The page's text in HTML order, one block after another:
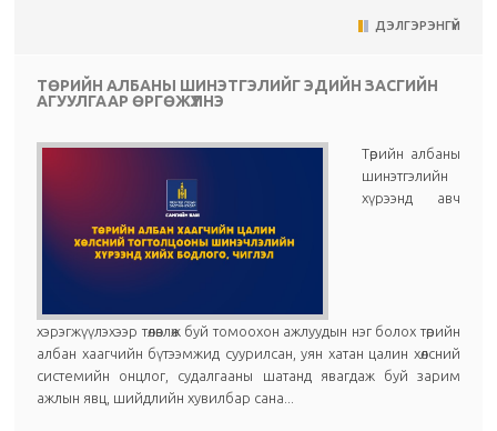
ДЭЛГЭРЭНГҮЙ
ТӨРИЙН АЛБАНЫ ШИНЭТГЭЛИЙГ ЭДИЙН ЗАСГИЙН
АГУУЛГААР ӨРГӨЖҮҮЛНЭ
Төрийн албаны
шинэтгэлийн
хүрээнд авч
хэрэгжүүлэхээр төлөвлөж буй томоохон ажлуудын нэг болох төрийн
албан хаагчийн бүтээмжид суурилсан, уян хатан цалин хөлсний
системийн онцлог, судалгааны шатанд явагдаж буй зарим
ажлын явц, шийдлийн хувилбар сана...